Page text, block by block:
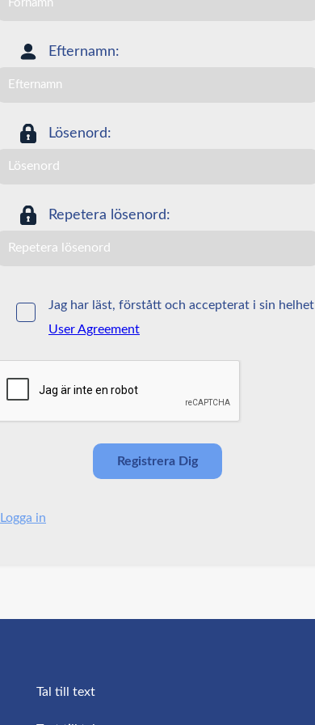
Efternamn:
Lösenord:
Repetera lösenord:
Jag har läst, förstått och accepterat i sin helhet
User Agreement
Logga in
Tal till text